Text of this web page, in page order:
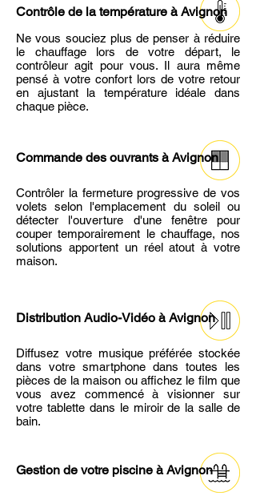
Contrôle de la température à Avignon
Ne vous souciez plus de penser à réduire
le chauffage lors de votre départ, le
contrôleur agit pour vous. Il aura même
pensé à votre confort lors de votre retour
en ajustant la température idéale dans
chaque pièce.
Commande des ouvrants à Avignon
Contrôler la fermeture progressive de vos
volets selon l'emplacement du soleil ou
détecter l'ouverture d'une fenêtre pour
couper temporairement le chauffage, nos
solutions apportent un réel atout à votre
maison.
Distribution Audio-Vidéo à Avignon
Diffusez votre musique préférée stockée
dans votre smartphone dans toutes les
pièces de la maison ou affichez le film que
vous avez commencé à visionner sur
votre tablette dans le miroir de la salle de
bain.
Gestion de votre piscine à Avignon